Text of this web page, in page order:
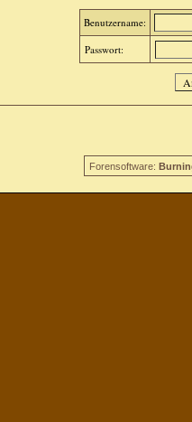
Benutzername:
Passwort:
Forensoftware: